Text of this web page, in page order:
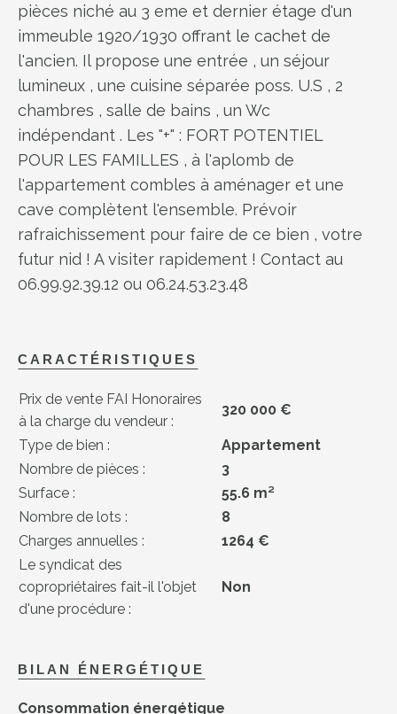
pièces niché au 3 eme et dernier étage d'un
immeuble 1920/1930 offrant le cachet de
l'ancien. Il propose une entrée , un séjour
lumineux , une cuisine séparée poss. U.S , 2
chambres , salle de bains , un Wc
indépendant . Les "+" : FORT POTENTIEL
POUR LES FAMILLES , à l'aplomb de
l'appartement combles à aménager et une
cave complètent l'ensemble. Prévoir
rafraichissement pour faire de ce bien , votre
futur nid ! A visiter rapidement ! Contact au
06.99.92.39.12 ou 06.24.53.23.48
CARACTÉRISTIQUES
Prix de vente FAI Honoraires
à la charge du vendeur :
320 000 €
Type de bien :
Appartement
Nombre de pièces :
3
Surface :
55.6 m²
Nombre de lots :
8
Charges annuelles :
1264 €
Le syndicat des
copropriétaires fait-il l'objet
d'une procédure :
Non
BILAN ÉNERGÉTIQUE
Consommation énergétique